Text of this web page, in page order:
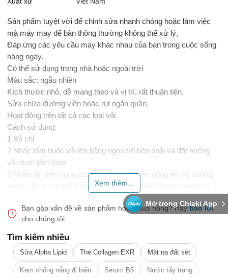
Mở trong Chiaki App
Sản phẩm tuyệt vời để chỉnh sửa nhanh chóng hoặc làm việc
mà máy may để bàn thông thường không thể xử lý,
Đáp ứng các yêu cầu may khác nhau của bạn trong cuộc sống
hàng ngày.
Có thể sử dụng trong nhà hoặc ngoài trời
Màu sắc: ngẫu nhiên
Kích thước nhỏ, dễ mang theo và vị trí, rất thuận tiện.
Sửa chữa đường viền hoặc rút ngắn quần.
Hoạt động trên tất cả các loại vải.
Cách sử dụng:
1 Xỏ chỉ
2 Nhấc tấm buộc vải lên bằng ngón trỏ bên phải và đặt miếng
vải dưới tấm buộc
3 Nhấn lên trên cùng của máy theo chuyển động lên và xuống
và làm lại, trong khi đó tay phải nên di chuyển sang phải từng
bước và tay trái giữ miếng vải để điều khiển hướng di chuyển.
4 cắt chỉ, và kéo sợi chỉ ra phía sau
5 buộc chỉ
những lưu ý khi mua sắm
Chúng tôi sẽ gửi hàng trong vòng 2 ngày (trừ các ngày Lễ, Tết
và những ngày đơn vị vận chuyển không làm việc)
Xem thêm...
Bạn gặp vấn đề về sản phẩm hoặc mua hàng? Hãybáo lỗi
cho chúng tôi.
Tìm kiếm nhiều
Sữa Alpha Lipid The Collagen EXR Mặt nạ đất sét
Kem chống nắng đi biển Serum B5 Nước tẩy trang